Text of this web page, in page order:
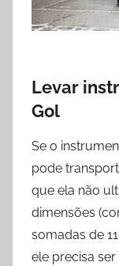
Levar
Gol
Se o
pode
que ela não
dimensões
somadas de
ele precisa